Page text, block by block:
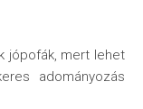
jópofák, mert lehet
adományozás